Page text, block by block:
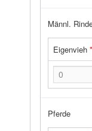
Männl.
Eigenvieh*
Pferde